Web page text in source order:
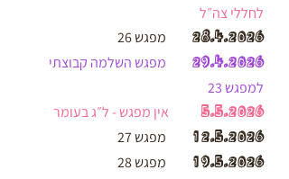
לחללי צה״ל
28.4.2026 מפגש 26
29.4.2026
מפגש השלמה קבוצתי
למפגש 23
5.5.2026 אין מפגש - ל״ג בעומר
12.5.2026 מפגש 27
19.5.2026 מפגש 28